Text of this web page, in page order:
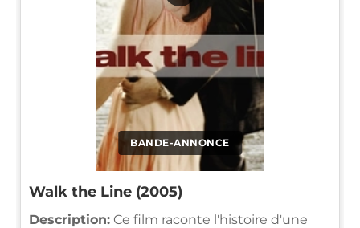
BANDE-ANNONCE
Walk the Line (2005)
Description: Ce film raconte l'histoire d'une